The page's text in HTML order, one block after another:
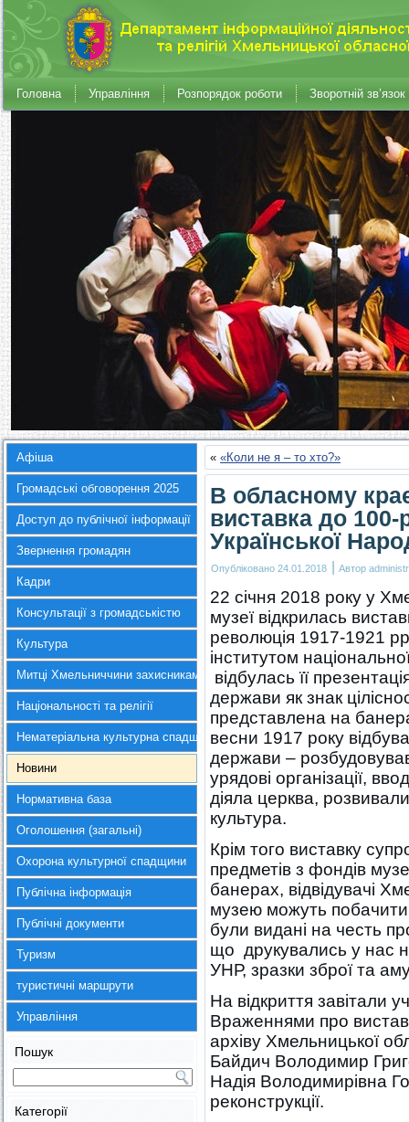
Головна Управління Розпорядок роботи Зворотній зв’язок
Афіша
Громадські обговорення 2025
Доступ до публічної інформації
Звернення громадян
Кадри
Консультації з громадськістю
Культура
Митці Хмельниччини захисникам України
Національності та релігії
Нематеріальна культурна спадщина
Новини
Нормативна база
Оголошення (загальні)
Охорона культурної спадщини
Публічна інформація
Публічні документи
Туризм
туристичні маршрути
Управління
Пошук
Категорії
« «Коли не я – то хто?»
В обласному
виставка до
Української
Опубліковано 24.01.2018 | Автор
22 січня 2018 року у
музеї відкрилась
революція 1917-1921
інститутом
відбулась її
держави як знак
представлена на
весни 1917 року
держави –
урядові організації,
діяла церква,
культура.
Крім того виставку
предметів з фондів
банерах, відвідувачі
музею можуть побачити
були видані на честь
що друкувались у нас
УНР, зразки зброї та
На відкриття завітали
Враженнями про
архіву Хмельницької
Байдич Володимир
Надія Володимирівна
реконструкції.